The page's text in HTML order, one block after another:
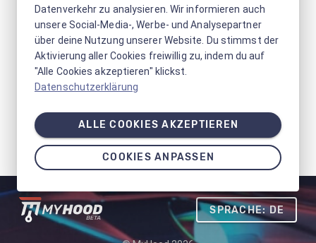
SPRACHE: DE
Datenverkehr zu analysieren. Wir informieren auch
unsere Social-Media-, Werbe- und Analysepartner
über deine Nutzung unserer Website. Du stimmst der
Aktivierung aller Cookies freiwillig zu, indem du auf
"Alle Cookies akzeptieren" klickst.
Datenschutzerklärung
ALLE COOKIES AKZEPTIEREN
COOKIES ANPASSEN